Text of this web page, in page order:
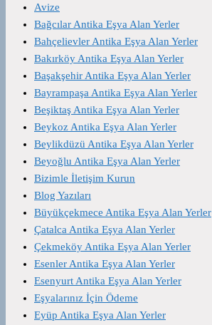
Avize
Bağcılar Antika Eşya Alan Yerler
Bahçelievler Antika Eşya Alan Yerler
Bakırköy Antika Eşya Alan Yerler
Başakşehir Antika Eşya Alan Yerler
Bayrampaşa Antika Eşya Alan Yerler
Beşiktaş Antika Eşya Alan Yerler
Beykoz Antika Eşya Alan Yerler
Beylikdüzü Antika Eşya Alan Yerler
Beyoğlu Antika Eşya Alan Yerler
Bizimle İletişim Kurun
Blog Yazıları
Büyükçekmece Antika Eşya Alan Yerler
Çatalca Antika Eşya Alan Yerler
Çekmeköy Antika Eşya Alan Yerler
Esenler Antika Eşya Alan Yerler
Esenyurt Antika Eşya Alan Yerler
Eşyalarınız İçin Ödeme
Eyüp Antika Eşya Alan Yerler